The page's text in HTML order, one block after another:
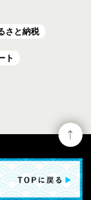
さと納税
ト